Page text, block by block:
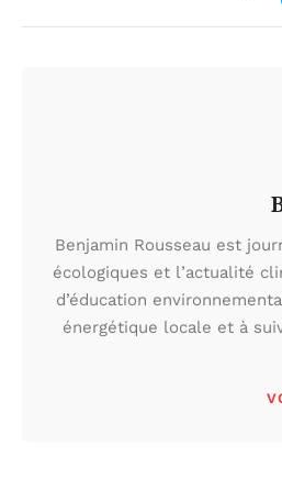
Benjamin Rousseau est
écologiques et l’actualité
d’éducation
énergétique locale et à